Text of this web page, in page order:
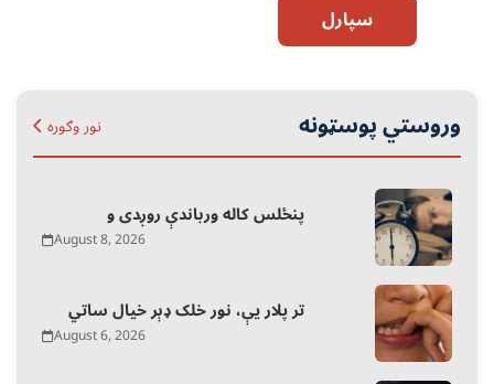
سپارل
وروستي پوسټونه نور وګوره
پنځلس کاله ورباندې روږدی و
August 8, 2026
تر پلار یې، نور خلک ډېر خیال ساتي
August 6, 2026